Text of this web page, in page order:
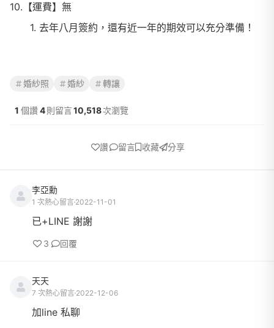
10.【運費】無
去年八月簽約，還有近一年的期效可以充分準備！
婚紗照 婚紗 轉讓
1 個讚4 則留言10,518次瀏覽
讚 留言 收藏 分享
李亞勳
1 次熱心留言 2022-11-01
已+LINE 謝謝
3 回覆
天天
7 次熱心留言 2022-12-06
加line 私聊